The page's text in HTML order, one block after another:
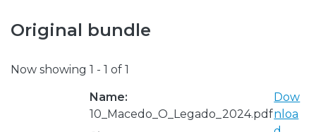
Original bundle
Now showing 1 - 1 of 1
Name:
10_Macedo_O_Legado_2024.pdf
Dow
nloa